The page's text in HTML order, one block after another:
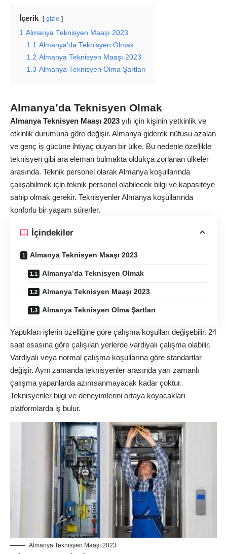
İçerik gizle
1 Almanya Teknisyen Maaşı 2023
1.1 Almanya’da Teknisyen Olmak
1.2 Almanya Teknisyen Maaşı 2023
1.3 Almanya Teknisyen Olma Şartları
Almanya’da Teknisyen Olmak
Almanya Teknisyen Maaşı 2023 yılı için kişinin yetkinlik ve
etkinlik durumuna göre değişir. Almanya giderek nüfusu azalan
ve genç iş gücüne ihtiyaç duyan bir ülke. Bu nedenle özellikle
teknisyen gibi ara eleman bulmakta oldukça zorlanan ülkeler
arasında. Teknik personel olarak Almanya koşullarında
çalışabilmek için teknik personel olabilecek bilgi ve kapasiteye
sahip olmak gerekir. Teknisyenler Almanya koşullarında
konforlu bir yaşam sürerler.
İçindekiler
Almanya Teknisyen Maaşı 2023
Almanya’da Teknisyen Olmak
Almanya Teknisyen Maaşı 2023
Almanya Teknisyen Olma Şartları
Yaptıkları işlerin özelliğine göre çalışma koşulları değişebilir. 24
saat esasına göre çalışılan yerlerde vardiyalı çalışma olabilir.
Vardiyalı veya normal çalışma koşullarına göre standartlar
değişir. Aynı zamanda teknisyenler arasında yarı zamanlı
çalışma yapanlarda azımsanmayacak kadar çoktur.
Teknisyenler bilgi ve deneyimlerini ortaya koyacakları
platformlarda iş bulur.
Almanya Teknisyen Maaşı 2023